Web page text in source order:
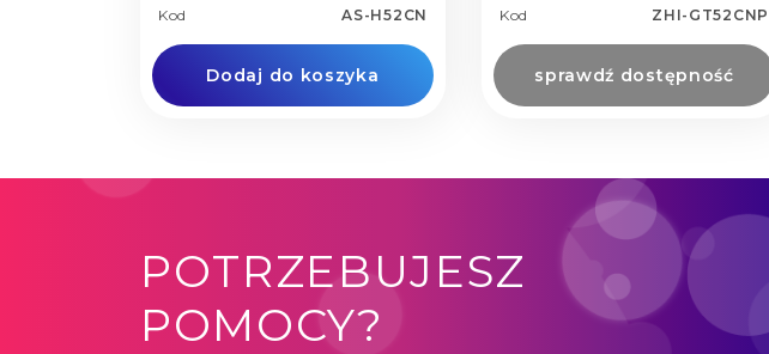
Kod
AS-H52CN
Dodaj do koszyka
Kod
ZHI-GT52CNP
sprawdź dostępność
POTRZEBUJESZ
POMOCY?